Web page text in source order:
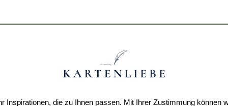
Inspirationen, die zu Ihnen passen. Mit Ihrer Zustimmung können